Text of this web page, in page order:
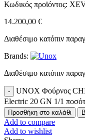
Κωδικός προϊόντος:
14.200,00 €
Διαθέσιμο κατόπιν
Brands:
Διαθέσιμο κατόπιν
UNOX Φούρνος
Electric 20 GN 1/1
Προσθήκη στο καλάθι
Add to compare
Add to wishlist